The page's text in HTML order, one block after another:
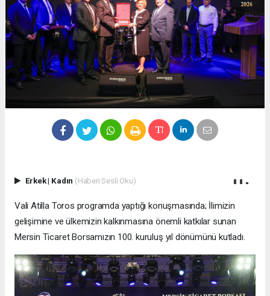
Erkek| Kadın (Haberi Sesli Oku)
Vali Atilla Toros programda yaptığı konuşmasında; İlimizin
gelişimine ve ülkemizin kalkınmasına önemli katkılar sunan
Mersin Ticaret Borsamızın 100. kuruluş yıl dönümünü kutladı.